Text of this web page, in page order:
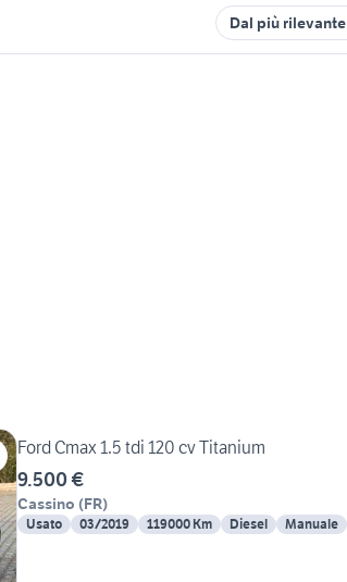
Dal più rilevante
Ford Cmax 1.5 tdi 120 cv Titanium
9.500 €
Cassino (FR)
Usato 03/2019 119000 Km Diesel Manuale